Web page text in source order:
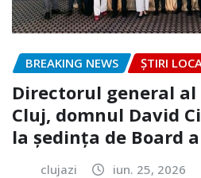
BREAKING NEWS ȘTIRI
Directorul general
Cluj, domnul David
la ședința de Board a
clujazi iun. 25, 2026